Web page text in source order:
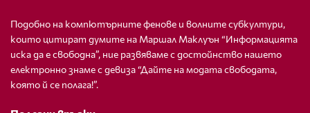
Подобно на компютърните фенове и волните субкултури,
които цитират думите на Маршал Маклуън “Информацията
иска да е свободна”, ние развяваме с достойнство нашето
електронно знаме с девиза “Дайте на модата свободата,
която й се полага!”.